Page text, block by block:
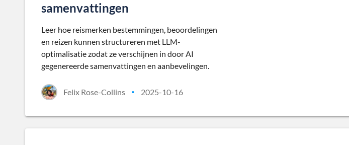
samenvattingen
Leer hoe reismerken bestemmingen, beoordelingen
en reizen kunnen structureren met LLM-
optimalisatie zodat ze verschijnen in door AI
gegenereerde samenvattingen en aanbevelingen.
Felix Rose-Collins • 2025-10-16